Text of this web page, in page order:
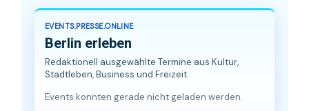
EVENTS.PRESSE.ONLINE
Berlin erleben
Redaktionell ausgewählte Termine aus Kultur,
Stadtleben, Business und Freizeit.
Events konnten gerade nicht geladen werden.